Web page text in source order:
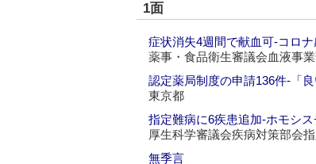
1面
症状消失4週間で献血可‐コロ
薬事・食品衛生審議会血液事
認定薬局制度の申請136件‐「
東京都
指定難病に6疾患追加‐ホモシ
厚生科学審議会疾病対策部会
無季言